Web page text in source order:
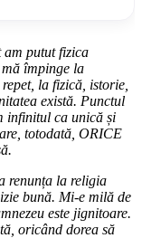
putut fizica
împinge la
la fizică, istorie,
există. Punctul
infinitul ca unică și
totodată, ORICE
renunța la religia
bună. Mi-e milă de
este jignitoare.
oricând dorea să